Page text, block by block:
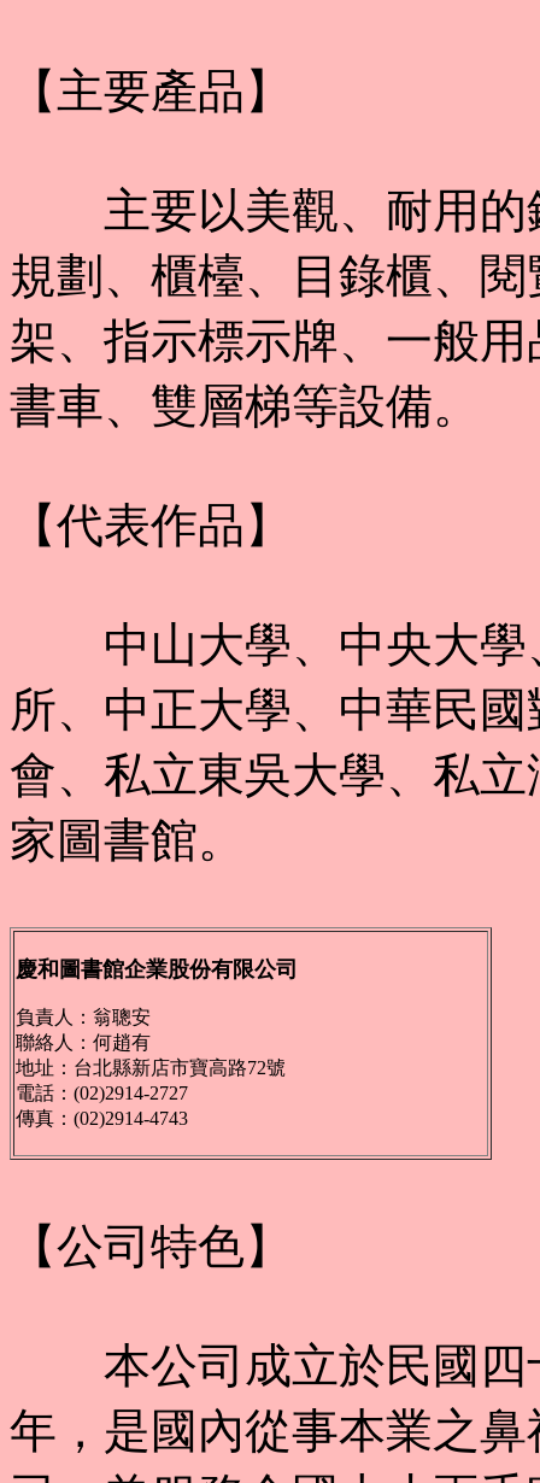
【主要產品】
主要以美觀、耐用的
規劃、櫃檯、目錄櫃、
架、指示標示牌、一般
書車、雙層梯等設備。
【代表作品】
中山大學、中央大學
所、中正大學、中華民
會、私立東吳大學、私
家圖書館。
慶和圖書館企業股份有限公司
負責人：翁聰安
聯絡人：何趙有
地址：台北縣新店市寶高路72號
電話：(02)2914-2727
傳真：(02)2914-4743
【公司特色】
本公司成立於民國四
年，是國內從事本業之